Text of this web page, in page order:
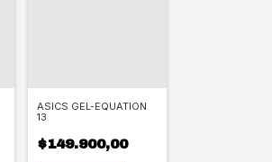
ASICS GEL-EQUATION
13
$149.900,00